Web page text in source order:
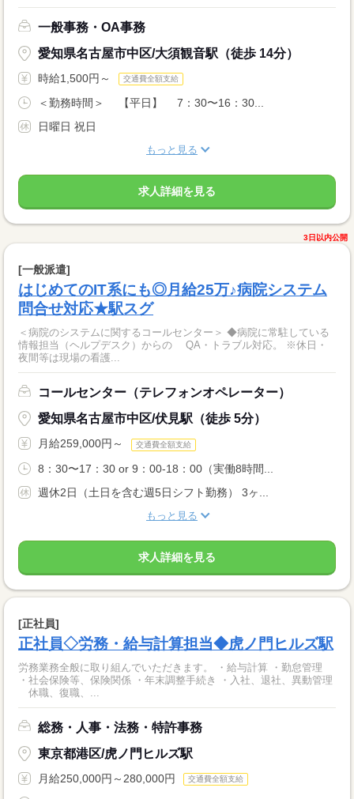
一般事務・OA事務
愛知県名古屋市中区/大須観音駅（徒歩 14分）
時給1,500円～ 交通費全額支給
＜勤務時間＞ 【平日】 7：30〜16：30...
日曜日 祝日
もっと見る
求人詳細を見る
3日以内公開
[一般派遣]
はじめてのIT系にも◎月給25万♪病院システム
問合せ対応★駅スグ
＜病院のシステムに関するコールセンター＞ ◆病院に常駐している
情報担当（ヘルプデスク）からの QA・トラブル対応。 ※休日・
夜間等は現場の看護...
コールセンター（テレフォンオペレーター）
愛知県名古屋市中区/伏見駅（徒歩 5分）
月給259,000円～ 交通費全額支給
8：30〜17：30 or 9：00-18：00（実働8時間...
週休2日（土日を含む週5日シフト勤務） 3ヶ...
もっと見る
求人詳細を見る
[正社員]
正社員◇労務・給与計算担当◆虎ノ門ヒルズ駅
労務業務全般に取り組んでいただきます。 ・給与計算 ・勤怠管理
・社会保険等、保険関係 ・年末調整手続き ・入社、退社、異動管理
休職、復職、...
総務・人事・法務・特許事務
東京都港区/虎ノ門ヒルズ駅
月給250,000円～280,000円 交通費全額支給